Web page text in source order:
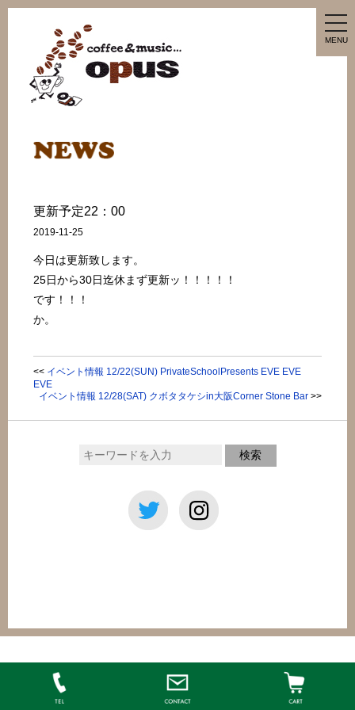
MENU
更新予定22：00
2019-11-25
今日は更新致します。
25日から30日迄休まず更新ッ！！！！！
です！！！
か。
<< イベント情報 12/22(SUN) PrivateSchoolPresents EVE EVE
EVE
イベント情報 12/28(SAT) クボタタケシin大阪Corner Stone Bar>>